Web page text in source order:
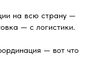
на всю страну —
— с логистики.
— вот что